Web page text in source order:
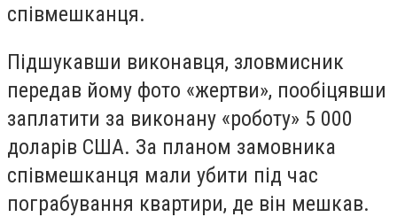
співмешканця.
Підшукавши виконавця, зловмисник
передав йому фото «жертви», пообіцявши
заплатити за виконану «роботу» 5 000
доларів США. За планом замовника
співмешканця мали убити під час
пограбування квартири, де він мешкав.